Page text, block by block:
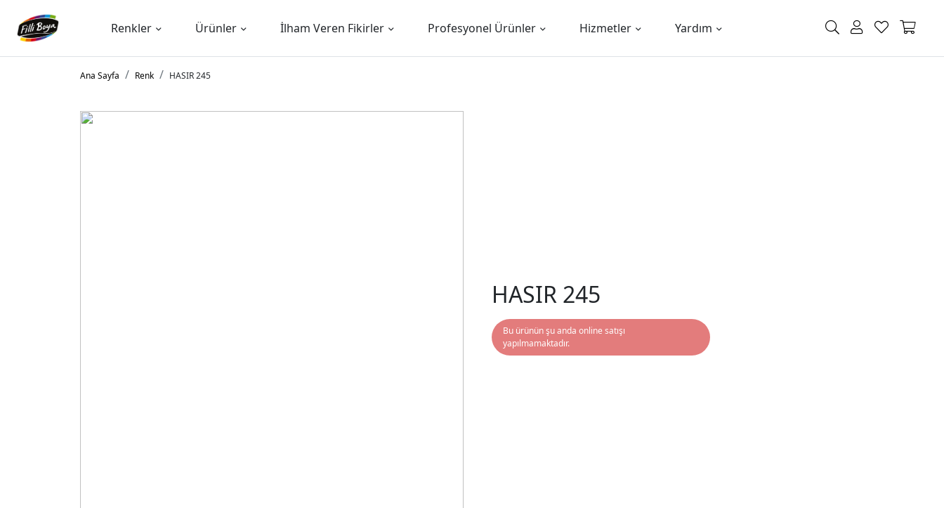
Renkler Ürünler İlham Veren Fikirler Profesyonel Ürünler Hizmetler Yardım
Ana Sayfa Renk HASIR 245
HASIR 245
Bu ürünün şu anda online satışı
yapılmamaktadır.